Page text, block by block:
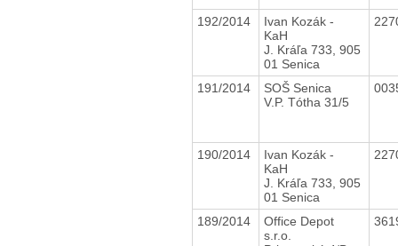
192/2014
Ivan Kozák -
KaH
J. Kráľa 733, 905
01 Senica
191/2014
SOŠ Senica
V.P. Tótha 31/5
190/2014
Ivan Kozák -
KaH
J. Kráľa 733, 905
01 Senica
189/2014
Office Depot
s.r.o.